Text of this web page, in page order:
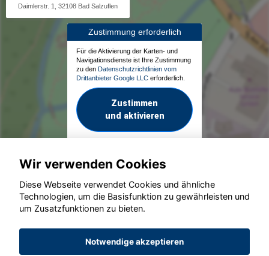
Daimlerstr. 1, 32108 Bad Salzuflen
Zustimmung erforderlich
Für die Aktivierung der Karten- und
Navigationsdienste ist Ihre Zustimmung
zu den Datenschutzrichtlinien vom
Drittanbieter Google LLC erforderlich.
Zustimmen
und aktivieren
© konjunkturmotor.de GmbH 2020 - 2026
Wir verwenden Cookies
Diese Webseite verwendet Cookies und ähnliche
Technologien, um die Basisfunktion zu gewährleisten und
um Zusatzfunktionen zu bieten.
Notwendige akzeptieren